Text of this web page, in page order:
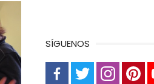
SÍGUENOS